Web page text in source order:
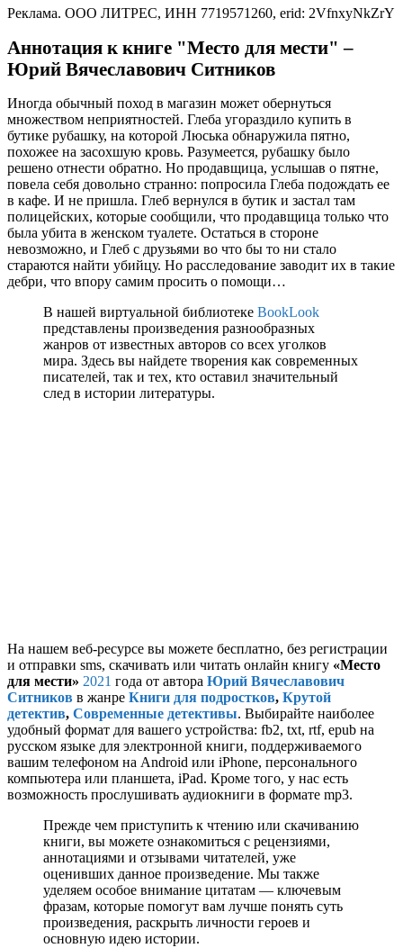
Реклама. ООО ЛИТРЕС, ИНН 7719571260, erid: 2VfnxyNkZrY
Аннотация к книге "Место для мести" –
Юрий Вячеславович Ситников
Иногда обычный поход в магазин может обернуться
множеством неприятностей. Глеба угораздило купить в
бутике рубашку, на которой Люська обнаружила пятно,
похожее на засохшую кровь. Разумеется, рубашку было
решено отнести обратно. Но продавщица, услышав о пятне,
повела себя довольно странно: попросила Глеба подождать ее
в кафе. И не пришла. Глеб вернулся в бутик и застал там
полицейских, которые сообщили, что продавщица только что
была убита в женском туалете. Остаться в стороне
невозможно, и Глеб с друзьями во что бы то ни стало
стараются найти убийцу. Но расследование заводит их в такие
дебри, что впору самим просить о помощи…
В нашей виртуальной библиотеке BookLook
представлены произведения разнообразных
жанров от известных авторов со всех уголков
мира. Здесь вы найдете творения как современных
писателей, так и тех, кто оставил значительный
след в истории литературы.
На нашем веб-ресурсе вы можете бесплатно, без регистрации
и отправки sms, скачивать или читать онлайн книгу «Место
для мести» 2021 года от автора Юрий Вячеславович
Ситников в жанре Книги для подростков, Крутой
детектив, Современные детективы. Выбирайте наиболее
удобный формат для вашего устройства: fb2, txt, rtf, epub на
русском языке для электронной книги, поддерживаемого
вашим телефоном на Android или iPhone, персонального
компьютера или планшета, iPad. Кроме того, у нас есть
возможность прослушивать аудиокниги в формате mp3.
Прежде чем приступить к чтению или скачиванию
книги, вы можете ознакомиться с рецензиями,
аннотациями и отзывами читателей, уже
оценивших данное произведение. Мы также
уделяем особое внимание цитатам — ключевым
фразам, которые помогут вам лучше понять суть
произведения, раскрыть личности героев и
основную идею истории.